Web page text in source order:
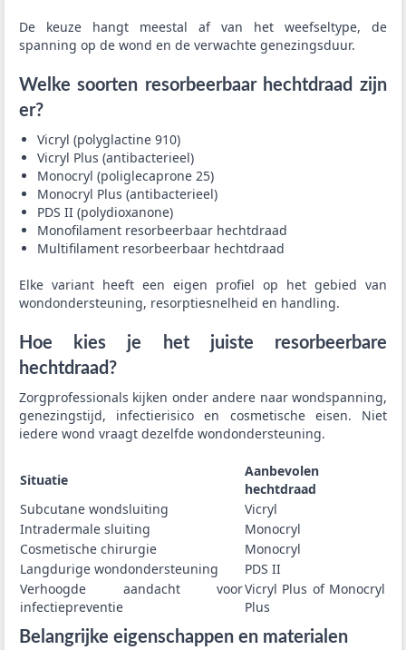
De keuze hangt meestal af van het weefseltype, de
spanning op de wond en de verwachte genezingsduur.
Welke soorten resorbeerbaar hechtdraad zijn
er?
Vicryl (polyglactine 910)
Vicryl Plus (antibacterieel)
Monocryl (poliglecaprone 25)
Monocryl Plus (antibacterieel)
PDS II (polydioxanone)
Monofilament resorbeerbaar hechtdraad
Multifilament resorbeerbaar hechtdraad
Elke variant heeft een eigen profiel op het gebied van
wondondersteuning, resorptiesnelheid en handling.
Hoe kies je het juiste resorbeerbare
hechtdraad?
Zorgprofessionals kijken onder andere naar wondspanning,
genezingstijd, infectierisico en cosmetische eisen. Niet
iedere wond vraagt dezelfde wondondersteuning.
Situatie
Aanbevolen
hechtdraad
Subcutane wondsluiting
Vicryl
Intradermale sluiting
Monocryl
Cosmetische chirurgie
Monocryl
Langdurige wondondersteuning
PDS II
Verhoogde aandacht voor
infectiepreventie
Vicryl Plus of Monocryl
Plus
Belangrijke eigenschappen en materialen